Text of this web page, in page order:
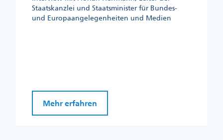
Staatskanzlei und Staatsminister für Bundes-
und Europaangelegenheiten und Medien
Mehr erfahren